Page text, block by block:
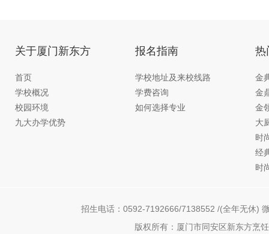
关于厦门新东方
首页
学校概况
校园环境
九大办学优势
报名指南
学校地址及来校线路
学费咨询
如何选择专业
热
金
金
金
大
时
经
时
招生电话：0592-7192666/7138552 /(全年无休)
版权所有：厦门市同安区新东方烹